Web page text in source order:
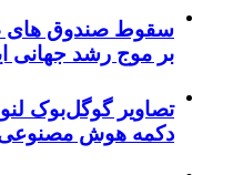
سقوط صندوق های
بر موج رشد جهانی
تصاویر گوگل‌بوک
دکمه هوش